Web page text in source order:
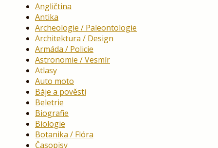
Angličtina
Antika
Archeologie / Paleontologie
Architektura / Design
Armáda / Policie
Astronomie / Vesmír
Atlasy
Auto moto
Báje a pověsti
Beletrie
Biografie
Biologie
Botanika / Flóra
Časopisy